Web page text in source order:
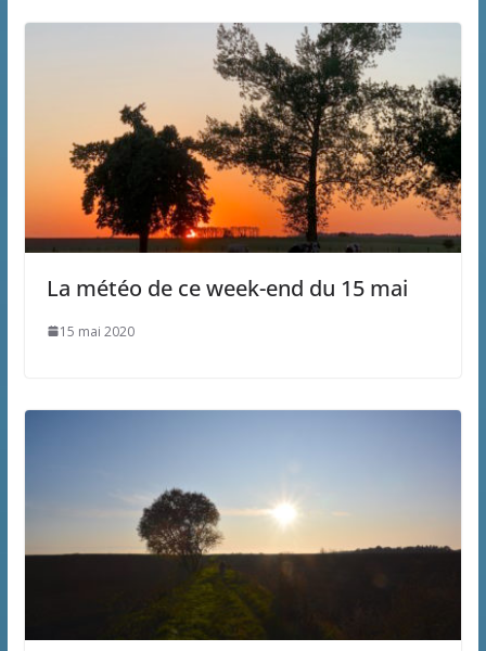
La météo de ce week-end du 15 mai
15 mai 2020